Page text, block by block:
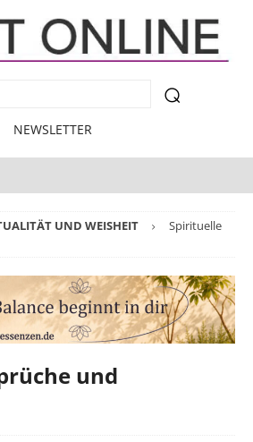
NEWSLETTER
UND WEISHEIT
Spirituelle
und